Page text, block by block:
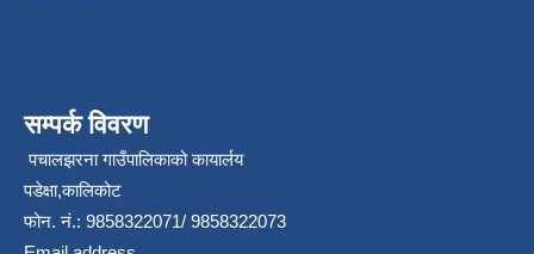
सम्पर्क विवरण
पचालझरना गाउँपालिकाको कायार्लय
पडेक्षा,कालिकोट
फोन. नं.: 9858322071/ 9858322073